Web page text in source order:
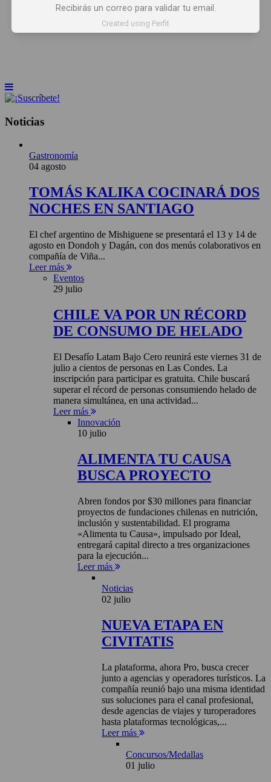
NOTICIAS ARTÍCULOS
Noticias
Gastronomía
04 agosto
TOMÁS KALIKA COCINARÁ DOS
NOCHES EN SANTIAGO
El chef argentino de Mishiguene se presentará el 13 y 14 de
agosto en Dondoh y Dagán, con dos menús colaborativos en
compañía de Viña...
Leer más
Eventos
29 julio
CHILE VA POR UN RÉCORD
DE CONSUMO DE HELADO
El Desafío Latam Bajo Cero reunirá este viernes 31 de
julio a cientos de personas en Las Condes. La
inscripción para participar es gratuita. Chile buscará
superar el récord de personas consumiendo helado de
manera simultánea, en una actividad...
Leer más
Innovación
10 julio
ALIMENTA TU CAUSA
BUSCA PROYECTO
Abren fondos por $30 millones para financiar
proyectos de fundaciones chilenas en nutrición,
inclusión y sustentabilidad. El programa
«Alimenta tu Causa», impulsado por Ideal,
entregará capital directo a tres organizaciones
para la ejecución...
Leer más
Noticias
02 julio
NUEVA ETAPA EN
CIVITATIS
La plataforma, ahora Pro, busca crecer
junto a agencias y operadores turísticos. La
compañía reunió bajo una misma identidad
sus soluciones para el canal profesional,
desde agencias de viajes y turoperadores
hasta plataformas tecnológicas,...
Leer más
Concursos/Medallas
01 julio
Recibirás un correo para validar tu email.
Created using Perfit